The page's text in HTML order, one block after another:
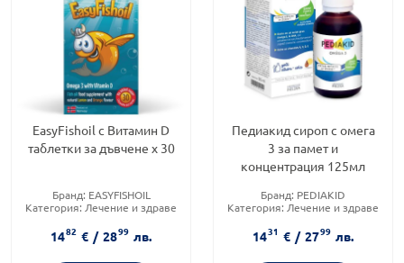
EasyFishoil с Витамин D
таблетки за дъвчене х 30
Бранд: EASYFISHOIL
Категория: Лечение и здраве
желирани таблетки
1482 € / 2899 лв.
Педиакид сироп с омега
3 за памет и
концентрация 125мл
Бранд: PEDIAKID
Категория: Лечение и здраве
1431 € / 2799 лв.